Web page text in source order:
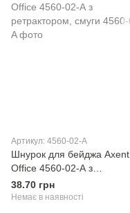
Артикул: 4560-02-A
Шнурок для бейджа Axent
Office 4560-02-А з
ретрактором, смуги
38.70 грн
Немає в наявності